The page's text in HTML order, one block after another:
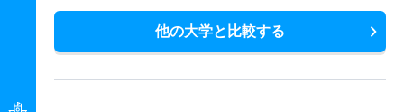
他の大学と比較する